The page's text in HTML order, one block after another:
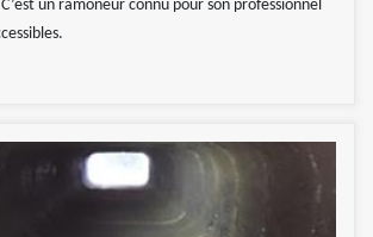
un ramoneur connu pour son professionnel